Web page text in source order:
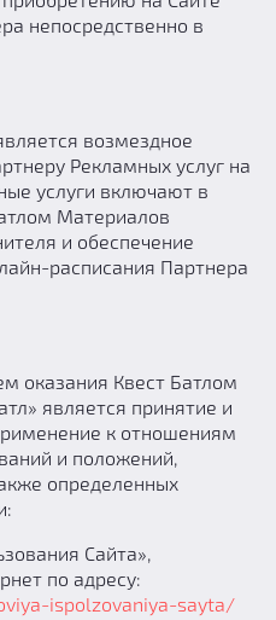
непосредственно в
возмездное
Рекламных услуг на
услуги включают в
Материалов
и обеспечение
расписания Партнера
оказания Квест Батлом
является принятие и
к отношениям
и положений,
определенных
Сайта»,
по адресу:
ispolzovaniya-sayta/